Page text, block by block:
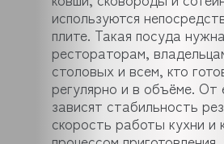
используются
плите. Такая посуда
рестораторам,
столовых и всем, кто
регулярно и в объёме. От
зависят стабильность
скорость работы кухни и